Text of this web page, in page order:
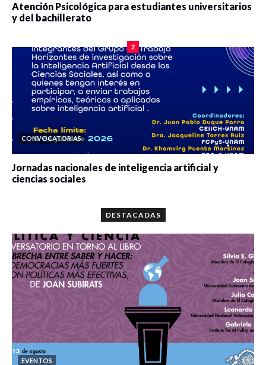
Atención Psicológica para estudiantes universitarios
y del bachillerato
2
CONVOCATORIAS
Jornadas nacionales de inteligencia artificial y
ciencias sociales
DESTACADAS
EVENTOS